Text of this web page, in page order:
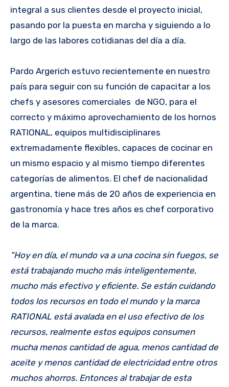
integral a sus clientes desde el proyecto inicial,
pasando por la puesta en marcha y siguiendo a lo
largo de las labores cotidianas del día a día.
Pardo Argerich estuvo recientemente en nuestro
país para seguir con su función de capacitar a los
chefs y asesores comerciales de NGO, para el
correcto y máximo aprovechamiento de los hornos
RATIONAL, equipos multidisciplinares
extremadamente flexibles, capaces de cocinar en
un mismo espacio y al mismo tiempo diferentes
categorías de alimentos. El chef de nacionalidad
argentina, tiene más de 20 años de experiencia en
gastronomía y hace tres años es chef corporativo
de la marca.
“Hoy en día, el mundo va a una cocina sin fuegos, se
está trabajando mucho más inteligentemente,
mucho más efectivo y eficiente. Se están cuidando
todos los recursos en todo el mundo y la marca
RATIONAL está avalada en el uso efectivo de los
recursos, realmente estos equipos consumen
mucha menos cantidad de agua, menos cantidad de
aceite y menos cantidad de electricidad entre otros
muchos ahorros. Entonces al trabajar de esta